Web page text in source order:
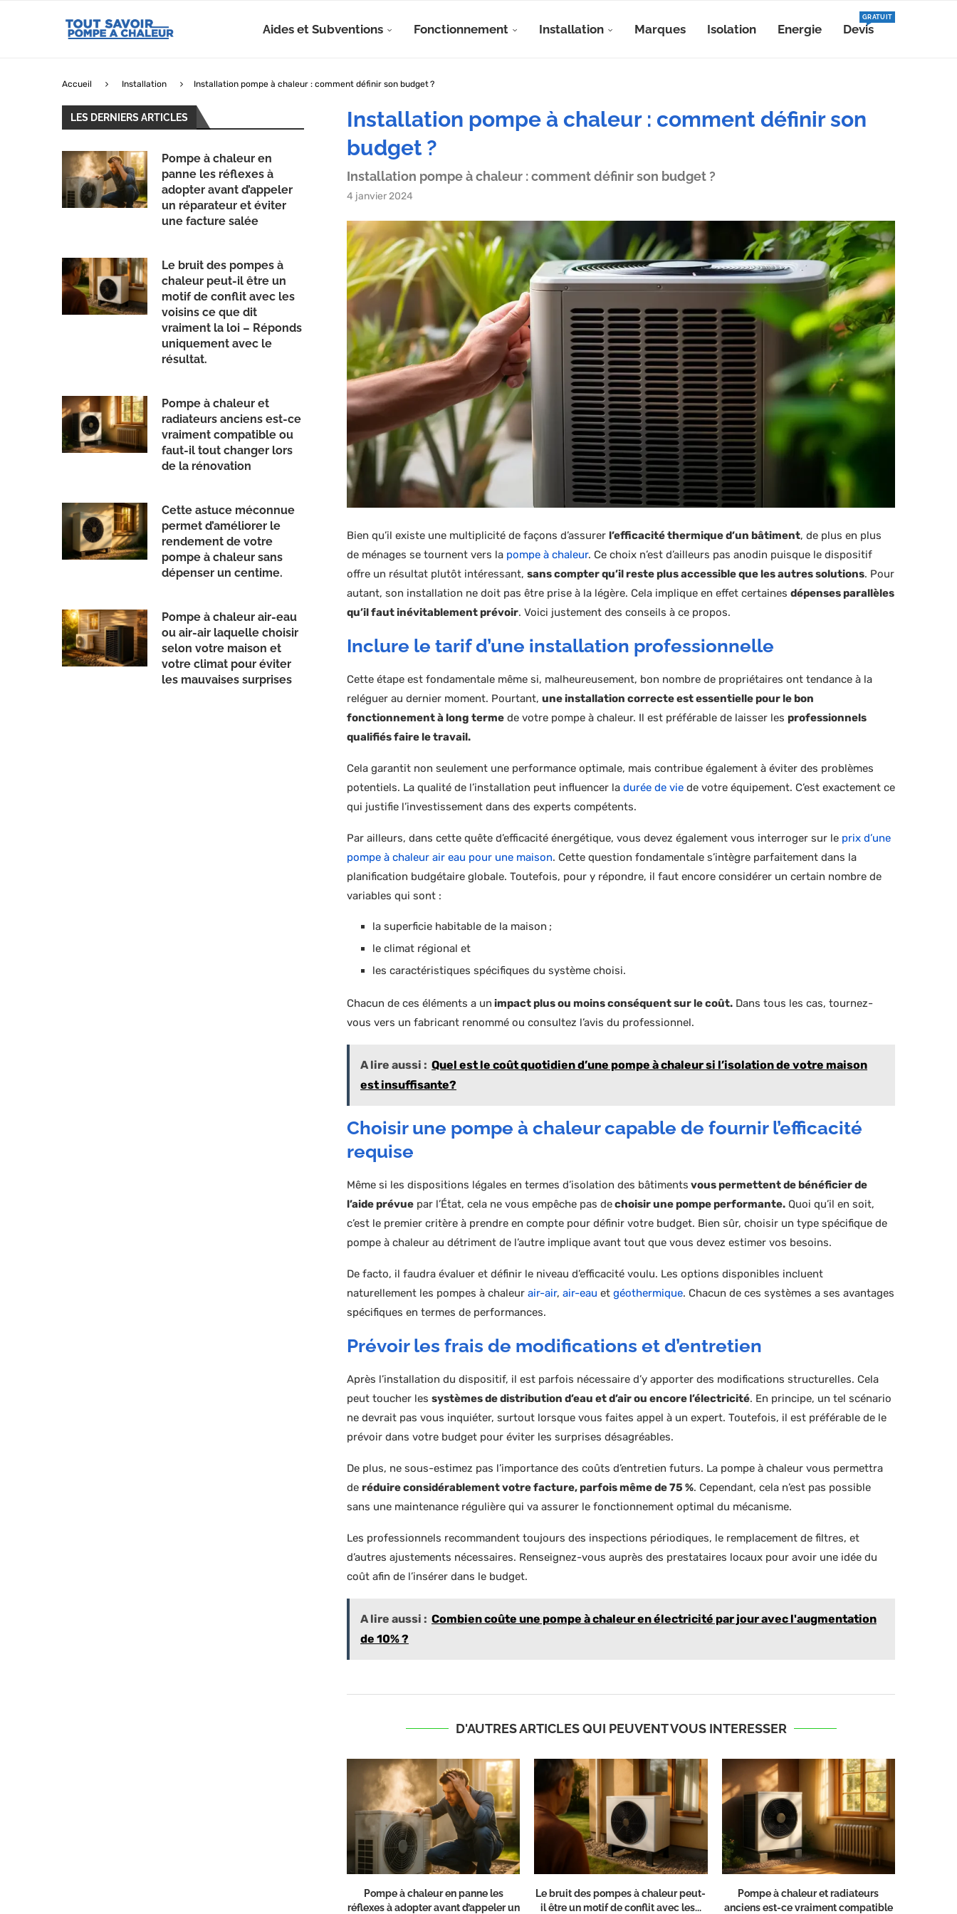
Aides et Subventions Fonctionnement Installation Marques Isolation Energie Devis
GRATUIT
Accueil Installation Installation pompe à chaleur : comment définir son budget ?
Installation pompe à chaleur : comment définir son
budget ?
Installation pompe à chaleur : comment définir son budget ?
4 janvier 2024
Bien qu’il existe une multiplicité de façons d’assurer l’efficacité thermique d’un bâtiment, de plus en plus
de ménages se tournent vers la pompe à chaleur. Ce choix n’est d’ailleurs pas anodin puisque le dispositif
offre un résultat plutôt intéressant,sans compter qu’il reste plus accessible que les autres solutions. Pour
autant, son installation ne doit pas être prise à la légère. Cela implique en effet certainesdépenses parallèles
qu’il faut inévitablement prévoir. Voici justement des conseils à ce propos.
Inclure le tarif d’une installation professionnelle
Cette étape est fondamentale même si, malheureusement, bon nombre de propriétaires ont tendance à la
reléguer au dernier moment. Pourtant,une installation correcte est essentielle pour le bon
fonctionnement à long terme de votre pompe à chaleur. Il est préférable de laisser les professionnels
qualifiés faire le travail.
Cela garantit non seulement une performance optimale, mais contribue également à éviter des problèmes
potentiels. La qualité de l’installation peut influencer la durée de vie de votre équipement. C’est exactement ce
qui justifie l’investissement dans des experts compétents.
Par ailleurs, dans cette quête d’efficacité énergétique, vous devez également vous interroger sur le prix d’une
pompe à chaleur air eau pour une maison. Cette question fondamentale s’intègre parfaitement dans la
planification budgétaire globale. Toutefois, pour y répondre, il faut encore considérer un certain nombre de
variables qui sont :
la superficie habitable de la maison ;
le climat régional et
les caractéristiques spécifiques du système choisi.
Chacun de ces éléments a un impact plus ou moins conséquent sur le coût. Dans tous les cas, tournez-
vous vers un fabricant renommé ou consultez l’avis du professionnel.
A lire aussi : Quel est le coût quotidien d’une pompe à chaleur si l’isolation de votre maison
est insuffisante?
Choisir une pompe à chaleur capable de fournir l’efficacité
requise
Même si les dispositions légales en termes d’isolation des bâtiments vous permettent de bénéficier de
l’aide prévue par l’État, cela ne vous empêche pas dechoisir une pompe performante. Quoi qu’il en soit,
c’est le premier critère à prendre en compte pour définir votre budget. Bien sûr, choisir un type spécifique de
pompe à chaleur au détriment de l’autre implique avant tout que vous devez estimer vos besoins.
De facto, il faudra évaluer et définir le niveau d’efficacité voulu. Les options disponibles incluent
naturellement les pompes à chaleur air-air,air-eau etgéothermique. Chacun de ces systèmes a ses avantages
spécifiques en termes de performances.
Prévoir les frais de modifications et d’entretien
Après l’installation du dispositif, il est parfois nécessaire d’y apporter des modifications structurelles. Cela
peut toucher lessystèmes de distribution d’eau et d’air ou encore l’électricité. En principe, un tel scénario
ne devrait pas vous inquiéter, surtout lorsque vous faites appel à un expert. Toutefois, il est préférable de le
prévoir dans votre budget pour éviter les surprises désagréables.
De plus, ne sous-estimez pas l’importance des coûts d’entretien futurs. La pompe à chaleur vous permettra
deréduire considérablement votre facture, parfois même de 75 %. Cependant, cela n’est pas possible
sans une maintenance régulière qui va assurer le fonctionnement optimal du mécanisme.
Les professionnels recommandent toujours des inspections périodiques, le remplacement de filtres, et
d’autres ajustements nécessaires. Renseignez-vous auprès des prestataires locaux pour avoir une idée du
coût afin de l’insérer dans le budget.
A lire aussi : Combien coûte une pompe à chaleur en électricité par jour avec l'augmentation
de 10% ?
D'AUTRES ARTICLES QUI PEUVENT VOUS INTERESSER
Pompe à chaleur en panne les
réflexes à adopter avant d’appeler un
Le bruit des pompes à chaleur peut-
il être un motif de conflit avec les...
Pompe à chaleur et radiateurs
anciens est-ce vraiment compatible
LES DERNIERS ARTICLES
Pompe à chaleur en
panne les réflexes à
adopter avant d’appeler
un réparateur et éviter
une facture salée
Le bruit des pompes à
chaleur peut-il être un
motif de conflit avec les
voisins ce que dit
vraiment la loi – Réponds
uniquement avec le
résultat.
Pompe à chaleur et
radiateurs anciens est-ce
vraiment compatible ou
faut-il tout changer lors
de la rénovation
Cette astuce méconnue
permet d’améliorer le
rendement de votre
pompe à chaleur sans
dépenser un centime.
Pompe à chaleur air-eau
ou air-air laquelle choisir
selon votre maison et
votre climat pour éviter
les mauvaises surprises